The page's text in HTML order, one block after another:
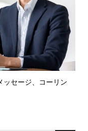
ッセージ、コーリン